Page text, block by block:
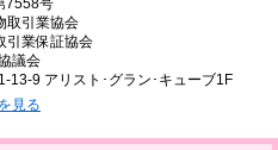
取引業協会
引業保証協会
議会
13-9 アリスト･グラン･キューブ1F
見る